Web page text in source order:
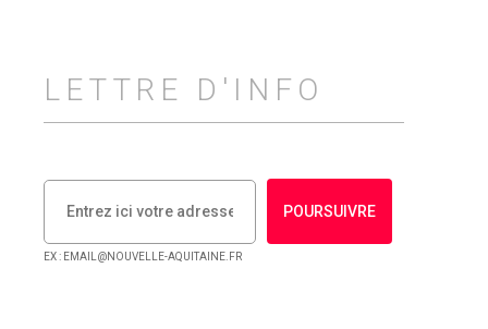
LETTRE D'INFO
POURSUIVRE
EX : EMAIL@NOUVELLE-AQUITAINE.FR